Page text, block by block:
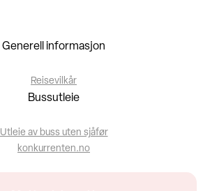
Generell informasjon
Reisevilkår
Bussutleie
Utleie av buss uten sjåfør
konkurrenten.no